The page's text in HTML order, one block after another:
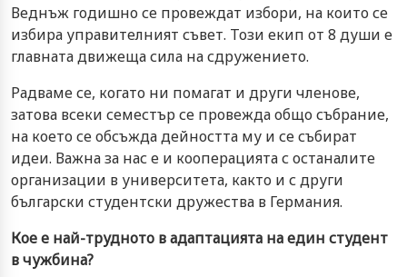
Веднъж годишно се провеждат избори, на които се
избира управителният съвет. Този екип от 8 души е
главната движеща сила на сдружението.
Радваме се, когато ни помагат и други членове,
затова всеки семестър се провежда общо събрание,
на което се обсъжда дейността му и се събират
идеи. Важна за нас е и кооперацията с останалите
организации в университета, както и с други
български студентски дружества в Германия.
Кое е най-трудното в адаптацията на един студент
в чужбина?